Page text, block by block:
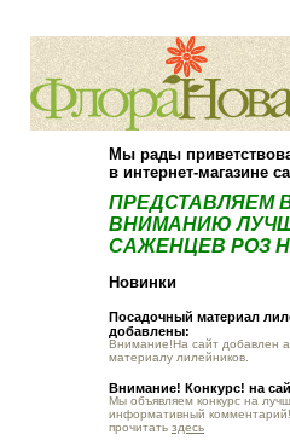
Мы рады
в интернет-магазине
ПРЕДСТАВЛЯЕМ
ВНИМАНИЮ
САЖЕНЦЕВ РОЗ
Новинки
Посадочный материал
добавлены:
Внимание!На сайт добавлен
материалу лилейников.
Внимание! Конкурс! на
Мы объявляем конкурс на
информативный
прочитать здесь